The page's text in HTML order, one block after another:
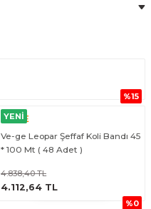
%15
YENİ
VE-GE
Ve-ge Leopar Şeffaf Koli Bandı 45
* 100 Mt ( 48 Adet )
4.838,40 TL
4.112,64 TL
ÜRÜNÜ İNCELE
%0